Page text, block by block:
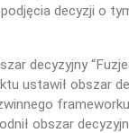
decyzji o
decyzyjny
ustawił obszar
obszar